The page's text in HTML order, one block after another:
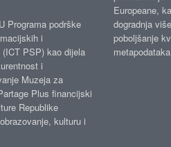
Programa podrške
i
PSP) kao dijela
i
Muzeja za
Plus financijski
Republike
kulturu i
Europeane,
dogradnja
poboljšanje